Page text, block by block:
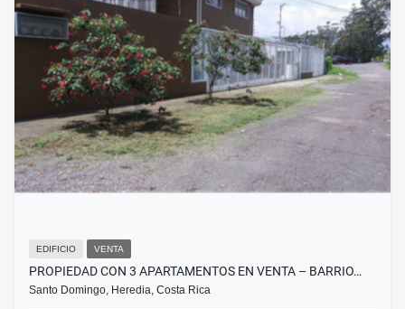
EDIFICIO VENTA
PROPIEDAD CON 3 APARTAMENTOS EN VENTA – BARRIO…
Santo Domingo, Heredia, Costa Rica